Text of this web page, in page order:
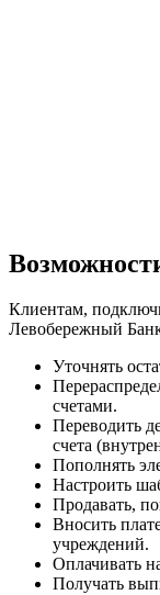
Клиентам,
Левобережный
Уточнять
счетами.
Переводить
счета
Пополнять
Настроить
Продавать,
Вносить
учреждений.
Оплачивать
Получать